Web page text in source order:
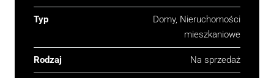
Typ
Domy, Nieruchomości
mieszkaniowe
Rodzaj Na sprzedaż